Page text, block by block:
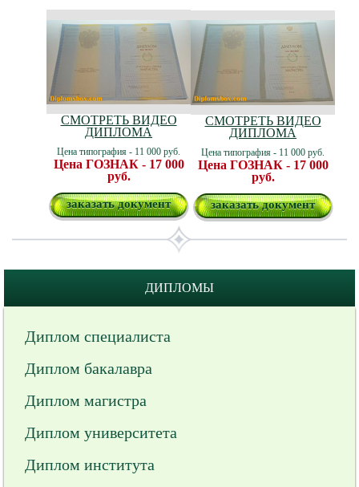
СМОТРЕТЬ ВИДЕО
ДИПЛОМА
Цена типография - 11 000 руб.
Цена ГОЗНАК - 17 000
руб.
заказать документ
СМОТРЕТЬ ВИДЕО
ДИПЛОМА
Цена типография - 11 000 руб.
Цена ГОЗНАК - 17 000
руб.
заказать документ
ДИПЛОМЫ
Диплом специалиста
Диплом бакалавра
Диплом магистра
Диплом университета
Диплом института